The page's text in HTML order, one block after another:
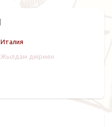
Италия
Жылдам диірмен